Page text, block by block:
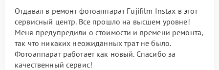
Отдавал в ремонт фотоаппарат Fujifilm Instax в этот
сервисный центр. Все прошло на высшем уровне!
Меня предупредили о стоимости и времени ремонта,
так что никаких неожиданных трат не было.
Фотоаппарат работает как новый. Спасибо за
качественный сервис!